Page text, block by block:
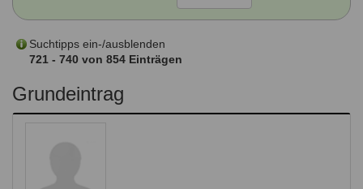
Fortbildungen
Benutzername*
Passwort *
vergessen?
Suchtipps ein-/ausblenden
721 - 740 von 854 Einträgen
Grundeintrag